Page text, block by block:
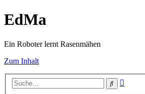
EdMa
Ein Roboter lernt Rasenmähen
Zum Inhalt
Suche